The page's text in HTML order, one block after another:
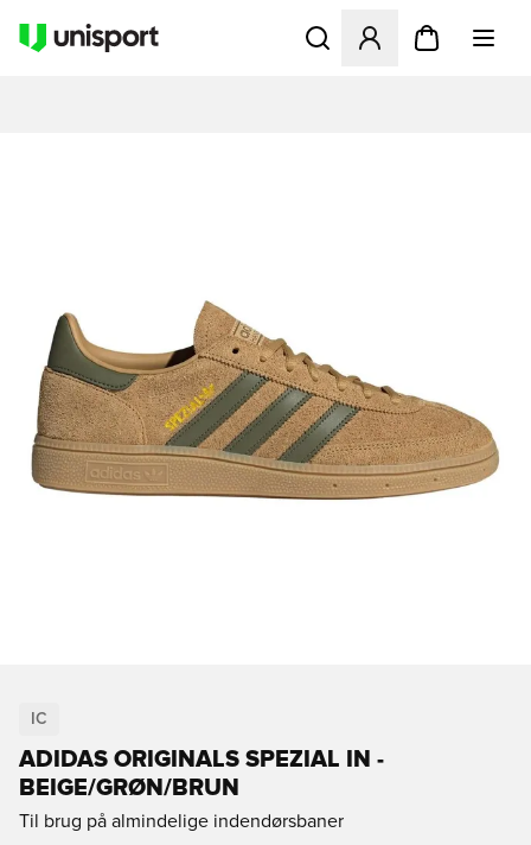
Åbner en Modal til at
IC
ADIDAS ORIGINALS SPEZIAL IN -
BEIGE/GRØN/BRUN
Til brug på almindelige indendørsbaner